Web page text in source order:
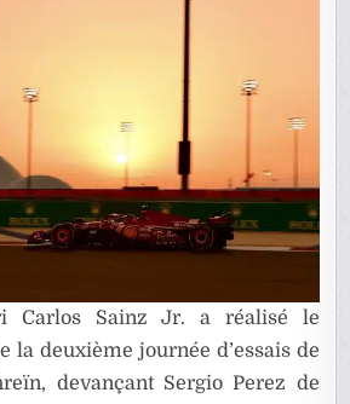
Carlos Sainz Jr. a réalisé le
la deuxième journée d’essais de
devançant Sergio Perez de